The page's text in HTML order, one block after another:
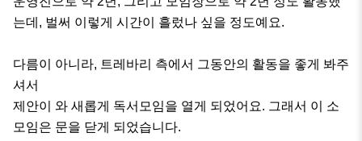
는데, 벌써 이렇게 시간이 흘렀나 싶을 정도예요.
다름이 아니라, 트레바리 측에서 그동안의 활동을 좋게 봐주
셔서
제안이 와 새롭게 독서모임을 열게 되었어요. 그래서 이 소
모임은 문을 닫게 되었습니다.